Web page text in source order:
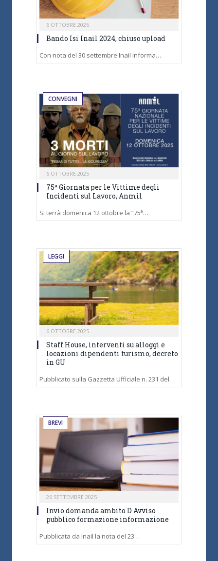
6 OTTOBRE 2025
Bando Isi Inail 2024, chiuso upload
Con nota del 30 settembre Inail informa…
CONVEGNI
6 OTTOBRE 2025
75ª Giornata per le Vittime degli
Incidenti sul Lavoro, Anmil
Si terrà domenica 12 ottobre la “75ª…
LEGGI
6 OTTOBRE 2025
Staff House, interventi su alloggi e
locazioni dipendenti turismo, decreto
in GU
Pubblicato sulla Gazzetta Ufficiale n. 231 del…
BREVI
26 SETTEMBRE 2025
Invio domanda ambito D Avviso
pubblico formazione informazione
Pubblicata da Inail la nota del 23…